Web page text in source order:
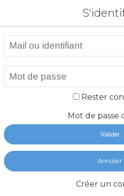
Rester
Mot de passe
Valider
Annuler
Créer un